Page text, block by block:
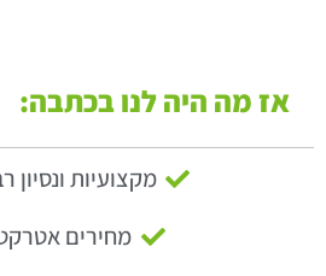
אז מה היה לנו בכתבה:
מקצועיות ונסיון
מחירים